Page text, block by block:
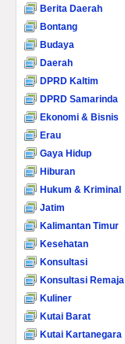
Berita Daerah
Bontang
Budaya
Daerah
DPRD Kaltim
DPRD Samarinda
Ekonomi & Bisnis
Erau
Gaya Hidup
Hiburan
Hukum & Kriminal
Jatim
Kalimantan Timur
Kesehatan
Konsultasi
Konsultasi Remaja
Kuliner
Kutai Barat
Kutai Kartanegara